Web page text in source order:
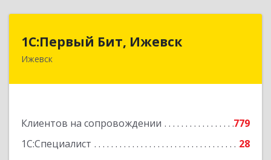
1С:Первый Бит, Ижевск
Ижевск
Клиентов на сопровождении
779
1С:Специалист
28
1С:Первый Бит, Ижевск